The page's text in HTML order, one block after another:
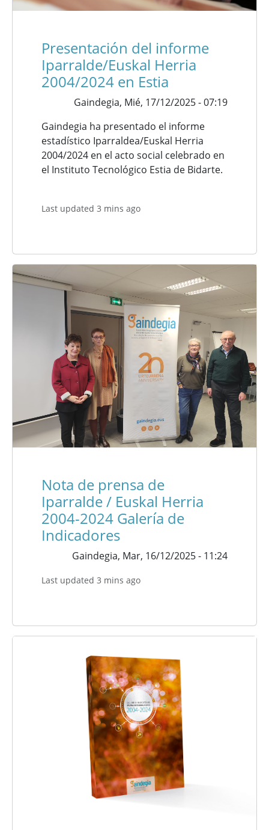
Presentación del informe
Iparralde/Euskal Herria
2004/2024 en Estia
Gaindegia, Mié, 17/12/2025 - 07:19
Gaindegia ha presentado el informe
estadístico Iparraldea/Euskal Herria
2004/2024 en el acto social celebrado en
el Instituto Tecnológico Estia de Bidarte.
Last updated 3 mins ago
Nota de prensa de
Iparralde / Euskal Herria
2004-2024 Galería de
Indicadores
Gaindegia, Mar, 16/12/2025 - 11:24
Last updated 3 mins ago